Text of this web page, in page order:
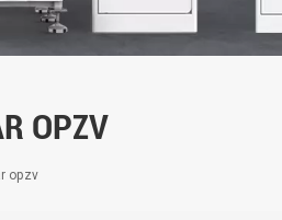
OPZV
opzv